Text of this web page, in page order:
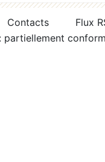
Contacts
Flux
partiellement